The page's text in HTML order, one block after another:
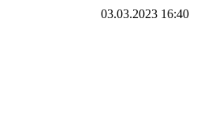
03.03.2023 16:40